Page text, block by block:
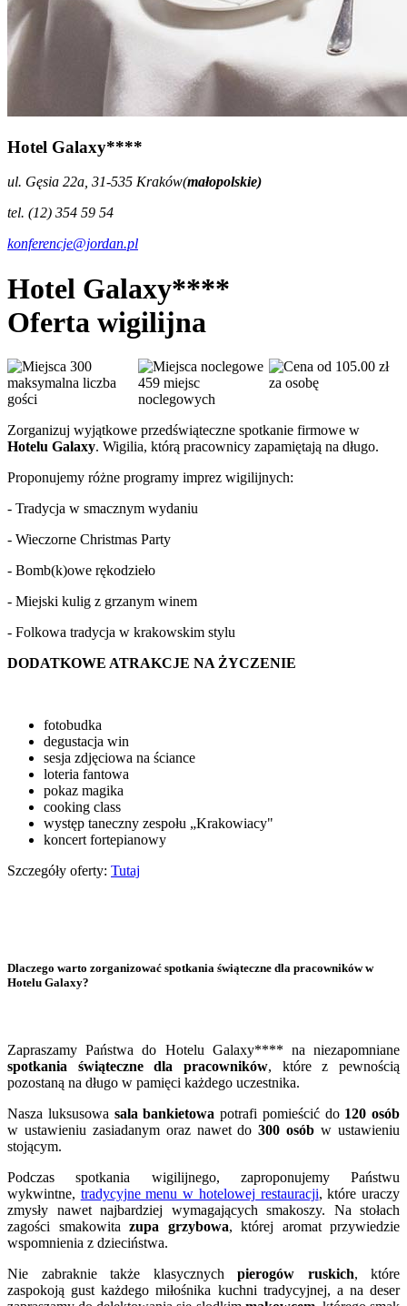
Hotel Galaxy****
ul. Gęsia 22a, 31-535 Kraków(małopolskie)
tel. (12) 354 59 54
konferencje@jordan.pl
Hotel Galaxy****
Oferta wigilijna
300
maksymalna liczba
gości
459 miejsc
noclegowych
od 105.00 zł
za osobę
Zorganizuj wyjątkowe przedświąteczne spotkanie firmowe w
Hotelu Galaxy. Wigilia, którą pracownicy zapamiętają na długo.
Proponujemy różne programy imprez wigilijnych:
- Tradycja w smacznym wydaniu
- Wieczorne Christmas Party
- Bomb(k)owe rękodzieło
- Miejski kulig z grzanym winem
- Folkowa tradycja w krakowskim stylu
DODATKOWE ATRAKCJE NA ŻYCZENIE
fotobudka
degustacja win
sesja zdjęciowa na ściance
loteria fantowa
pokaz magika
cooking class
występ taneczny zespołu „Krakowiacy"
koncert fortepianowy
Szczegóły oferty: Tutaj
Dlaczego warto zorganizować spotkania świąteczne dla pracowników w
Hotelu Galaxy?
Zapraszamy Państwa do Hotelu Galaxy**** na niezapomniane
spotkania świąteczne dla pracowników, które z pewnością
pozostaną na długo w pamięci każdego uczestnika.
Nasza luksusowa sala bankietowa potrafi pomieścić do 120 osób
w ustawieniu zasiadanym oraz nawet do300 osób w ustawieniu
stojącym.
Podczas spotkania wigilijnego, zaproponujemy Państwu
wykwintne, tradycyjne menu w hotelowej restauracji, które uraczy
zmysły nawet najbardziej wymagających smakoszy. Na stołach
zagości smakowita zupa grzybowa, której aromat przywiedzie
wspomnienia z dzieciństwa.
Nie zabraknie także klasycznych pierogów ruskich, które
zaspokoją gust każdego miłośnika kuchni tradycyjnej, a na deser